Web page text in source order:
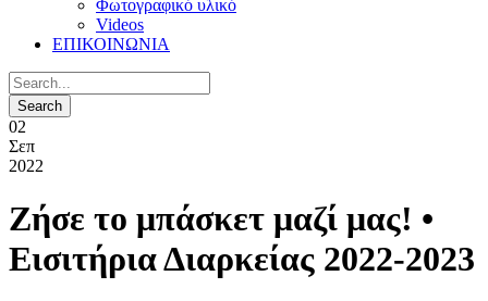
Φωτογραφικό υλικό
Videos
ΕΠΙΚΟΙΝΩΝΙΑ
02
Σεπ
2022
Ζήσε το μπάσκετ μαζί μας! •
Εισιτήρια Διαρκείας 2022-2023